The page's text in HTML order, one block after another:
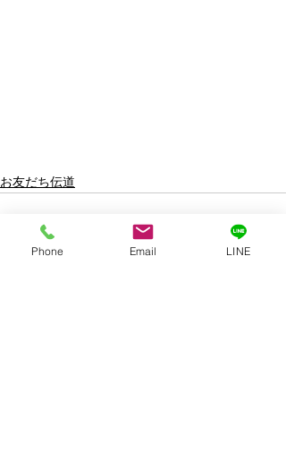
お友だち伝道
Phone Email LINE